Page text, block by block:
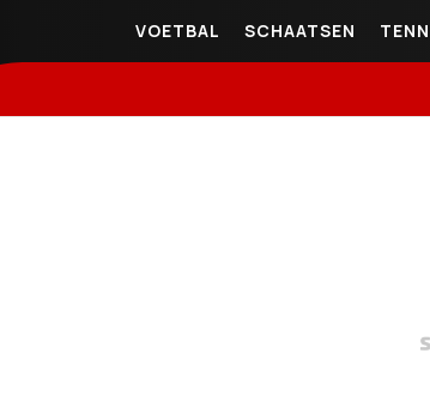
VOETBAL SCHAATSEN